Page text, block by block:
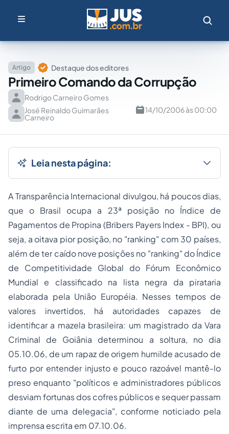
Artigo Destaque dos editores
Primeiro Comando da Corrupção
Rodrigo Carneiro Gomes
José Reinaldo Guimarães
Carneiro
14/10/2006 às 00:00
Leia nesta página:
A Transparência Internacional divulgou, há poucos dias,
que o Brasil ocupa a 23ª posição no Índice de
Pagamentos de Propina (Bribers Payers Index - BPI), ou
seja, a oitava pior posição, no "ranking" com 30 países,
além de ter caído nove posições no "ranking" do Índice
de Competitividade Global do Fórum Econômico
Mundial e classificado na lista negra da pirataria
elaborada pela União Européia. Nesses tempos de
valores invertidos, há autoridades capazes de
identificar a mazela brasileira: um magistrado da Vara
Criminal de Goiânia determinou a soltura, no dia
05.10.06, de um rapaz de origem humilde acusado de
furto por entender injusto e pouco razoável mantê-lo
preso enquanto "políticos e administradores públicos
desviam fortunas dos cofres públicos e sequer passam
diante de uma delegacia", conforme noticiado pela
imprensa escrita em 07.10.06.